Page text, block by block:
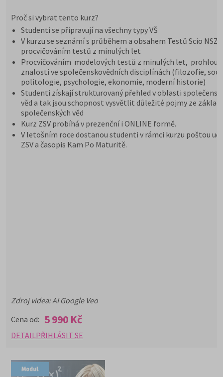
Proč si vybrat tento kurz?
Studenti se připravují na všechny typy VŠ
V kurzu se seznámí s průběhem a obsahem Testů Scio NSZ
procvičováním testů z minulých let
Procvičováním modelových testů z minulých let,
znalosti ve společenskovědních disciplínách (filozofie,
politologie, psychologie, ekonomie, moderní historie)
Studenti získají strukturovaný přehled v oblasti
věd a tak jsou schopnost vysvětlit důležité pojmy ze
společenských věd
Kurz ZSV probíhá v prezenční i ONLINE formě.
V letošním roce dostanou studenti v rámci kurzu poštou
ZSV a časopis Kam Po Maturitě.
Zdroj videa: AI Google Veo
Cena od: 5 990 Kč
DETAIL PŘIHLÁSIT SE